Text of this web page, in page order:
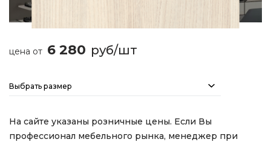
цена от 6 280 руб/шт
Выбрать размер
На сайте указаны розничные цены. Если Вы
профессионал мебельного рынка, менеджер при